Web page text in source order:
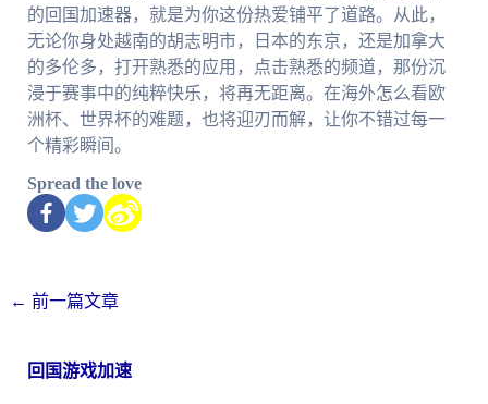
的回国加速器，就是为你这份热爱铺平了道路。从此，
无论你身处越南的胡志明市，日本的东京，还是加拿大
的多伦多，打开熟悉的应用，点击熟悉的频道，那份沉
浸于赛事中的纯粹快乐，将再无距离。在海外怎么看欧
洲杯、世界杯的难题，也将迎刃而解，让你不错过每一
个精彩瞬间。
Spread the love
← 前一篇文章
回国游戏加速